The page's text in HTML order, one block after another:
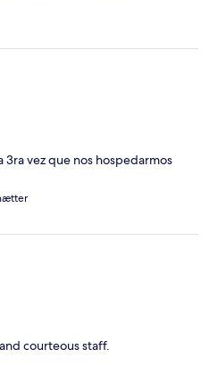
vez que nos hospedarmos
courteous staff.